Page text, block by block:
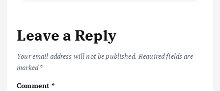
Leave a Reply
Your email address will not be published. Required fields are
marked*
Comment*